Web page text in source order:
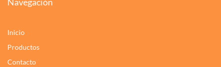
Inicio
Productos
Contacto